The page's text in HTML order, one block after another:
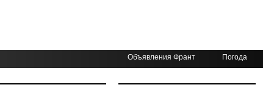
Объявления Франт Погода